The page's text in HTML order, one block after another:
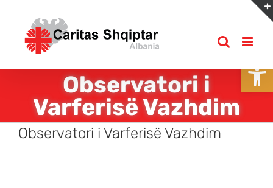
content
Observatori i
Varferisë Vazhdim
Observatori i Varferisë Vazhdim